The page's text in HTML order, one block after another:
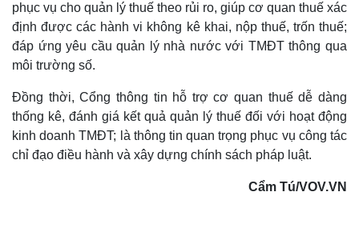
phục vụ cho quản lý thuế theo rủi ro, giúp cơ quan thuế xác
định được các hành vi không kê khai, nộp thuế, trốn thuế;
đáp ứng yêu cầu quản lý nhà nước với TMĐT thông qua
môi trường số.
Đồng thời, Cổng thông tin hỗ trợ cơ quan thuế dễ dàng
thống kê, đánh giá kết quả quản lý thuế đối với hoạt động
kinh doanh TMĐT; là thông tin quan trọng phục vụ công tác
chỉ đạo điều hành và xây dựng chính sách pháp luật.
Cẩm Tú/VOV.VN